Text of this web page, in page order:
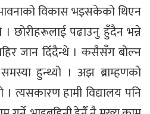
विकास भइसकेको थिएन
छोरीहरूलाई पढाउनु हुँदैन भन्ने
जान दिँदैन्थे । कसैसँग बोल्न
हुन्थ्यो । अझ ब्राम्हणको
। त्यसकारण हामी विद्यालय पनि